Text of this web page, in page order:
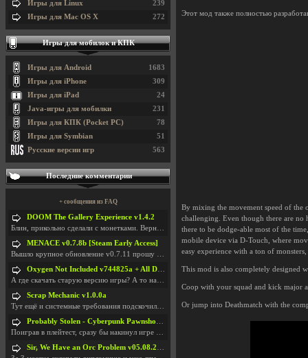
Этот мод также полностью
By mixing the movement speed of the
challenging. Even though there are no
there to be dodge-able most of the
mobile device via D-Touch, where
easy experience with a ton of
This mod is also completely designed
Coop with your squad and kick major
Or jump into Deathmatch with the
239
Игры для Linux
272
Игры для Mac OS X
Игры для мобилок и КПК
1683
Игры для Android
309
Игры для iPhone
24
Игры для iPad
231
Java-игры для мобилки
78
Игры для КПК (Pocket PC)
51
Игры для Symbian
563
Русские версии игр
Последние комментарии
+ сообщения из FAQ
DOOM The Gallery Experience v1.4.2
Блин, прикольно сделали с монетками. Вернулся в св
MENACE v0.7.8b [Steam Early Access]
Вышло крупное обновление v0.7.11 прошу обновить
Oxygen Not Included v744825a + All DLC
А где скачать старую версию игры? А то на новой но
Scrap Mechanic v1.0.0a
Тут ещё и системные требования подскочили. Если не
Probably Stolen - Cyberpunk Pawnshop Simulator v048c [Playtest]
Поиграв в плейтест, сразу бы накинул игре наивысши
Sir, We Have an Orc Problem v05.08.2026